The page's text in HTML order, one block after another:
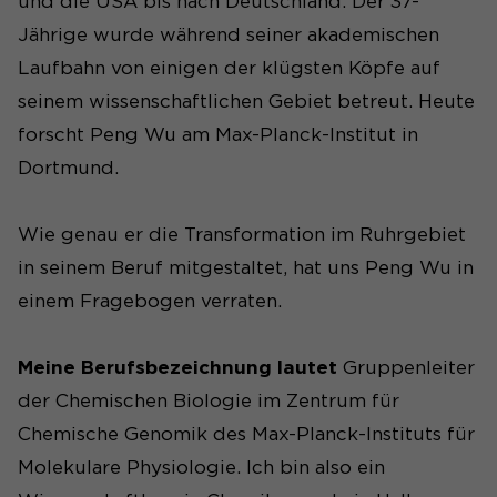
Jährige wurde während seiner akademischen
Laufbahn von einigen der klügsten Köpfe auf
seinem wissenschaftlichen Gebiet betreut. Heute
forscht Peng Wu am Max-Planck-Institut in
Dortmund.
Wie genau er die Transformation im Ruhrgebiet
in seinem Beruf mitgestaltet, hat uns Peng Wu in
einem Fragebogen verraten.
Meine Berufsbezeichnung lautet Gruppenleiter
der Chemischen Biologie im Zentrum für
Chemische Genomik des Max-Planck-Instituts für
Molekulare Physiologie. Ich bin also ein